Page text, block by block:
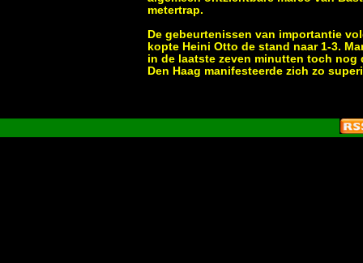
metertrap.
De gebeurtenissen van importantie
kopte Heini Otto de stand naar 1-3.
in de laatste zeven minutten toch nog
Den Haag manifesteerde zich zo